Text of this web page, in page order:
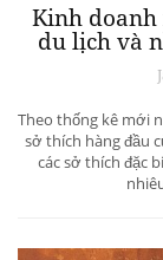
Kinh
du lịch và
Theo thống kê mới
sở thích hàng đầu
các sở thích đặc